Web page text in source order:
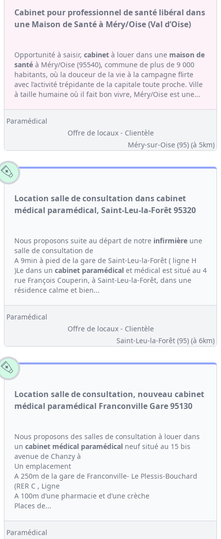
Cabinet pour professionnel de santé libéral dans
une Maison de Santé à Méry/Oise (Val d’Oise)
Opportunité à saisir, cabinet à louer dans une maison de
santé à Méry/Oise (95540), commune de plus de 9 000
habitants, où la douceur de la vie à la campagne flirte
avec l’activité trépidante de la capitale toute proche. Ville
à taille humaine où il fait bon vivre, Méry/Oise est une...
Paramédical
Offre de locaux - Clientèle
Méry-sur-Oise (95) (à 5km)
Location salle de consultation dans cabinet
médical paramédical, Saint-Leu-la-Forêt 95320
Nous proposons suite au départ de notre infirmière une
salle de consultation de
A 9min à pied de la gare de Saint-Leu-la-Forêt ( ligne H
)Le dans un cabinet paramédical et médical est situé au 4
rue François Couperin, à Saint-Leu-la-Forêt, dans une
résidence calme et bien...
Paramédical
Offre de locaux - Clientèle
Saint-Leu-la-Forêt (95) (à 6km)
Location salle de consultation, nouveau cabinet
médical paramédical Franconville Gare 95130
Nous proposons des salles de consultation à louer dans
un cabinet médical paramédical neuf situé au 15 bis
avenue de Chanzy à
Un emplacement
A 250m de la gare de Franconville- Le Plessis-Bouchard
(RER C , Ligne
A 100m d’une pharmacie et d’une crèche
Places de...
Paramédical